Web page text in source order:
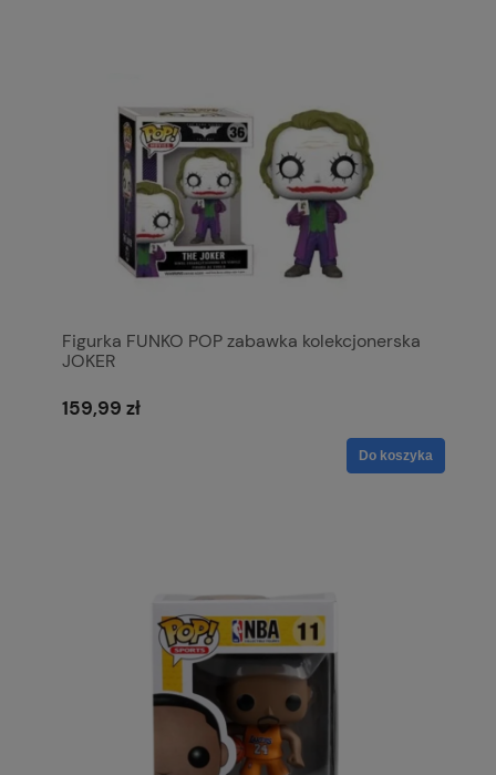
Figurka FUNKO POP zabawka kolekcjonerska
JOKER
159,99 zł
Do koszyka